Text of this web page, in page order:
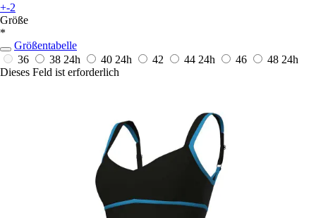
+-2
Größe
*
Größentabelle
36
38 24h 40 24h 42 44 24h 46 48 24h
Dieses Feld ist erforderlich